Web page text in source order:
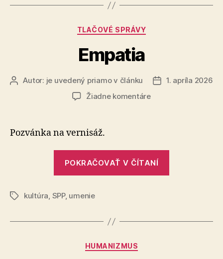
detské
Kategórie
TLAČOVÉ SPRÁVY
Empatia
AutorAutor: je uvedený priamo v článku
Dátum
1. apríla 2026
Žiadne komentárena
Pozvánka na vernisáž.
POKRAČOVAŤ V ČÍTANÍ
Značkykultúra, SPP, umenie
Kategórie
HUMANIZMUS